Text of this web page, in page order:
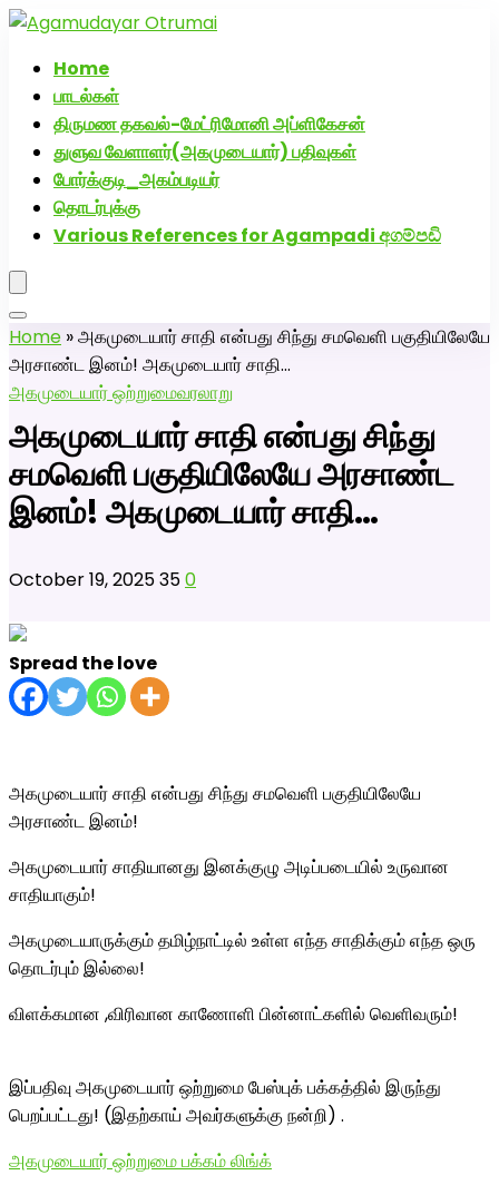
Home
பாடல்கள்
திருமண தகவல்-மேட்ரிமோனி அப்ளிகேசன்
துளுவ வேளாளர்(அகமுடையார்) பதிவுகள்
போர்க்குடி_அகம்படியர்
தொடர்புக்கு
Various References for Agampadi අගම්පඩි
Home »அகமுடையார் சாதி என்பது சிந்து சமவெளி பகுதியிலேயே
அரசாண்ட இனம்! அகமுடையார் சாதி…
அகமுடையார் ஒற்றுமைவரலாறு
அகமுடையார் சாதி என்பது சிந்து
சமவெளி பகுதியிலேயே அரசாண்ட
இனம்! அகமுடையார் சாதி…
October 19, 2025350
Spread the love
அகமுடையார் சாதி என்பது சிந்து சமவெளி பகுதியிலேயே
அரசாண்ட இனம்!
அகமுடையார் சாதியானது இனக்குழு அடிப்படையில் உருவான
சாதியாகும்!
அகமுடையாருக்கும் தமிழ்நாட்டில் உள்ள எந்த சாதிக்கும் எந்த ஒரு
தொடர்பும் இல்லை!
விளக்கமான ,விரிவான காணோளி பின்னாட்களில் வெளிவரும்!
இப்பதிவு அகமுடையார் ஒற்றுமை பேஸ்புக் பக்கத்தில் இருந்து
பெறப்பட்டது! (இதற்காய் அவர்களுக்கு நன்றி) .
அகமுடையார் ஒற்றுமை பக்கம் லிங்க்
அகமுடையார் திருமண வரன்களுக்கு அகமுடையார்மேட்ரி-